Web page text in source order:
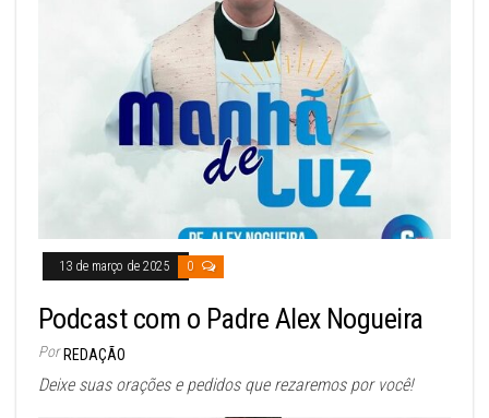
13 de março de 2025 0
Podcast com o Padre Alex Nogueira
Por REDAÇÃO
Deixe suas orações e pedidos que rezaremos por você!